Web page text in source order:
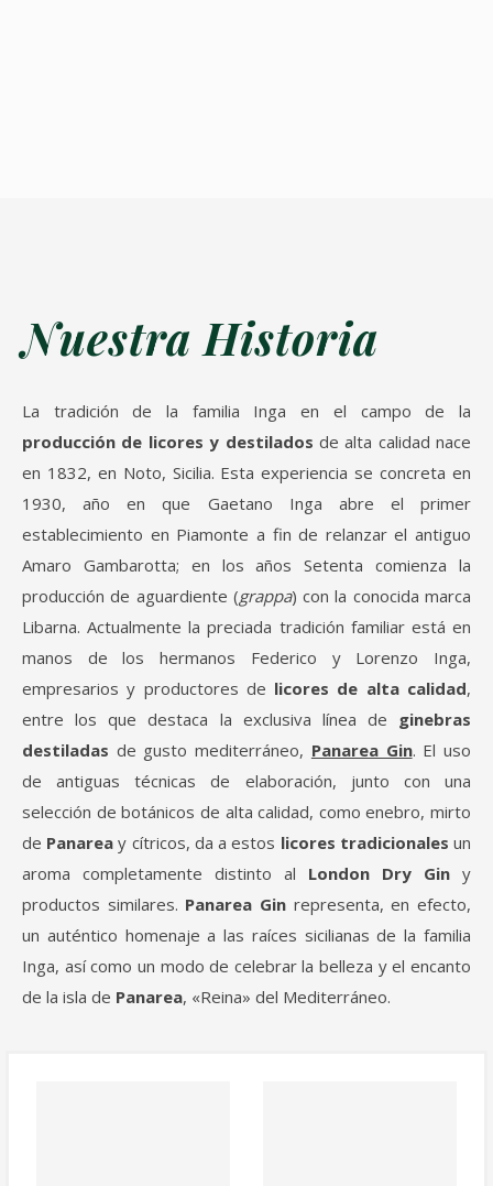
Nuestra Historia
La tradición de la familia Inga en el campo de la
producción de licores y destilados de alta calidad nace
en 1832, en Noto, Sicilia. Esta experiencia se concreta en
1930, año en que Gaetano Inga abre el primer
establecimiento en Piamonte a fin de relanzar el antiguo
Amaro Gambarotta; en los años Setenta comienza la
producción de aguardiente (grappa) con la conocida marca
Libarna. Actualmente la preciada tradición familiar está en
manos de los hermanos Federico y Lorenzo Inga,
empresarios y productores de licores de alta calidad,
entre los que destaca la exclusiva línea de ginebras
destiladas de gusto mediterráneo, Panarea Gin. El uso
de antiguas técnicas de elaboración, junto con una
selección de botánicos de alta calidad, como enebro, mirto
de Panareay cítricos, da a estos licores tradicionalesun
aroma completamente distinto al London Dry Gin y
productos similares. Panarea Gin representa, en efecto,
un auténtico homenaje a las raíces sicilianas de la familia
Inga, así como un modo de celebrar la belleza y el encanto
de la isla de Panarea, «Reina» del Mediterráneo.